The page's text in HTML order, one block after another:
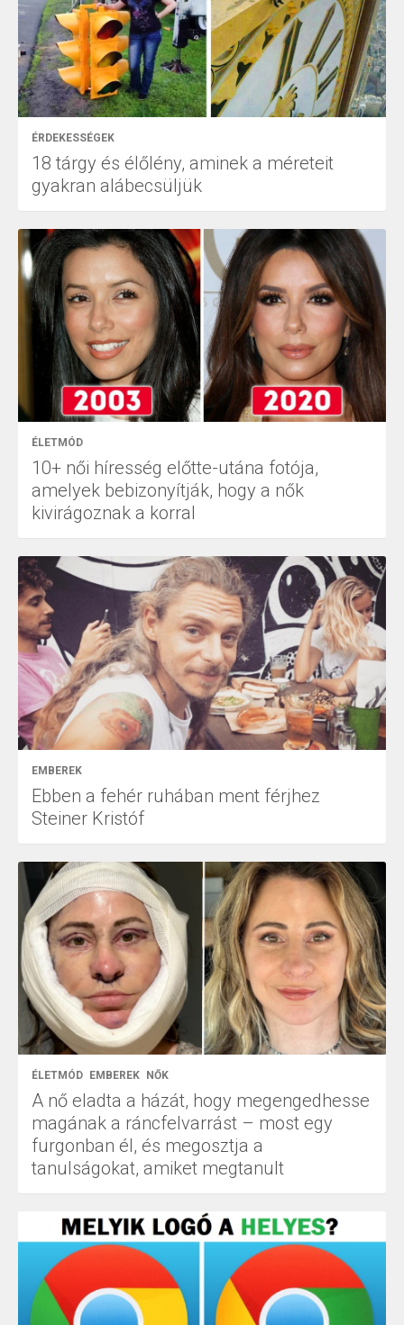
ÉRDEKESSÉGEK
18 tárgy és élőlény, aminek a méreteit
gyakran alábecsüljük
ÉLETMÓD
10+ női híresség előtte-utána fotója,
amelyek bebizonyítják, hogy a nők
kivirágoznak a korral
EMBEREK
Ebben a fehér ruhában ment férjhez
Steiner Kristóf
ÉLETMÓD EMBEREK NŐK
A nő eladta a házát, hogy megengedhesse
magának a ráncfelvarrást – most egy
furgonban él, és megosztja a
tanulságokat, amiket megtanult